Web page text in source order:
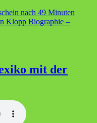
nach 49 Minuten
Klopp Biographie –
mit der